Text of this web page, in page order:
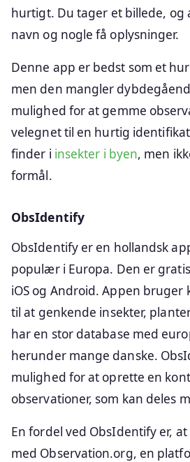
hurtigt. Du tager et billede, og
navn og nogle få oplysninger.
Denne app er bedst som et
men den mangler
mulighed for at gemme
velegnet til en hurtig
finder i insekter i byen, men
formål.
ObsIdentify
ObsIdentify er en hollandsk
populær i Europa. Den er
iOS og Android. Appen bruger
til at genkende insekter,
har en stor database med
herunder mange danske.
mulighed for at oprette en
observationer, som kan deles
En fordel ved ObsIdentify er,
med Observation.org, en